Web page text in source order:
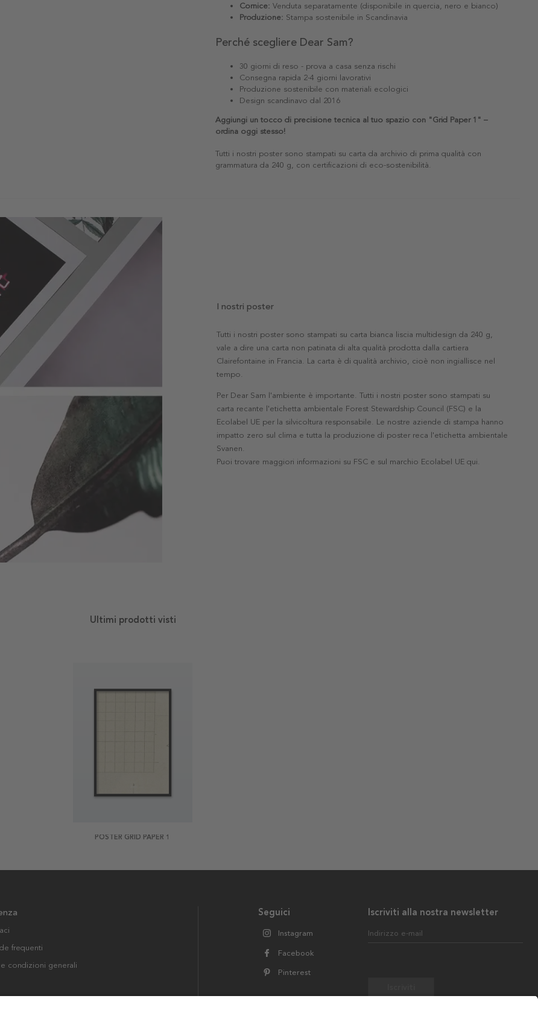
Cornice: Venduta separatamente (disponibile in quercia, nero e bianco)
Produzione: Stampa sostenibile in Scandinavia
Perché scegliere Dear Sam?
30 giorni di reso - prova a casa senza rischi
Consegna rapida 2-4 giorni lavorativi
Produzione sostenibile con materiali ecologici
Design scandinavo dal 2016
Aggiungi un tocco di precisione tecnica al tuo spazio con "Grid Paper 1" –
ordina oggi stesso!
Tutti i nostri poster sono stampati su carta da archivio di prima qualità con
grammatura da 240 g, con certificazioni di eco-sostenibilità.
I nostri poster
Tutti i nostri poster sono stampati su carta bianca liscia multidesign da 240 g,
vale a dire una carta non patinata di alta qualità prodotta dalla cartiera
Clairefontaine in Francia. La carta è di qualità archivio, cioè non ingiallisce nel
tempo.
Per Dear Sam l'ambiente è importante. Tutti i nostri poster sono stampati su
carta recante l'etichetta ambientale Forest Stewardship Council (FSC) e la
Ecolabel UE per la silvicoltura responsabile. Le nostre aziende di stampa hanno
impatto zero sul clima e tutta la produzione di poster reca l'etichetta ambientale
Svanen.
Puoi trovare maggiori informazioni su FSC e sul marchio Ecolabel UE qui.
Ultimi prodotti visti
POSTER GRID PAPER 1
Iscriviti alla nostra newsletter
Indirizzo e-mail
Seguici
Instagram
Facebook
Pinterest
frequenti
e condizioni generali